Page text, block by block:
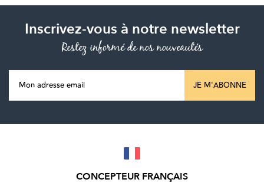
Inscrivez-vous à notre newsletter
Restez informé de nos nouveautés
JE M'ABONNE
CONCEPTEUR FRANÇAIS